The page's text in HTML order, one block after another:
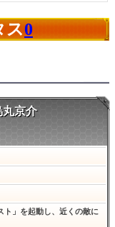
ス0
丸京介
ト」を起動し、近くの敵に